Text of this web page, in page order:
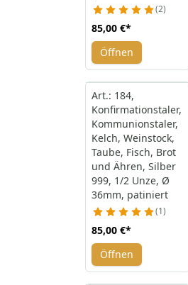
2
85,00 €*
Öffnen
Art.: 184,
Konfirmationstaler,
Kommunionstaler,
Kelch, Weinstock,
Taube, Fisch, Brot
und Ähren, Silber
999, 1/2 Unze, Ø
36mm, patiniert
1
85,00 €*
Öffnen